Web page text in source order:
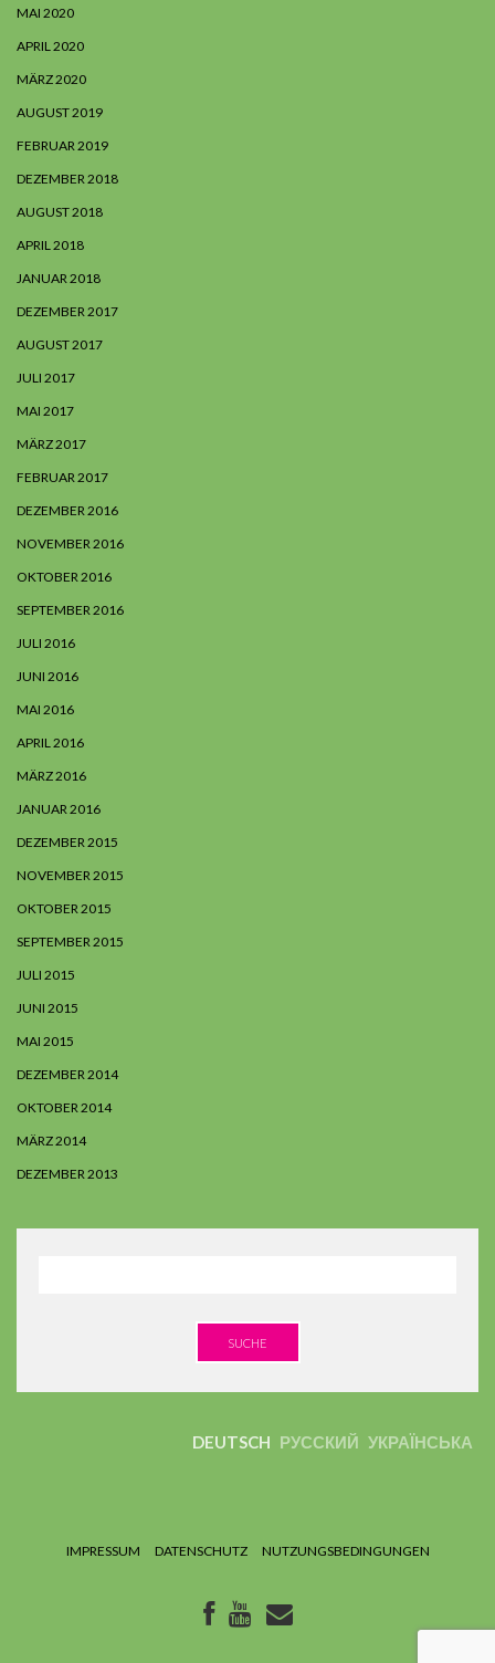
MAI 2020
APRIL 2020
MÄRZ 2020
AUGUST 2019
FEBRUAR 2019
DEZEMBER 2018
AUGUST 2018
APRIL 2018
JANUAR 2018
DEZEMBER 2017
AUGUST 2017
JULI 2017
MAI 2017
MÄRZ 2017
FEBRUAR 2017
DEZEMBER 2016
NOVEMBER 2016
OKTOBER 2016
SEPTEMBER 2016
JULI 2016
JUNI 2016
MAI 2016
APRIL 2016
MÄRZ 2016
JANUAR 2016
DEZEMBER 2015
NOVEMBER 2015
OKTOBER 2015
SEPTEMBER 2015
JULI 2015
JUNI 2015
MAI 2015
DEZEMBER 2014
OKTOBER 2014
MÄRZ 2014
DEZEMBER 2013
SUCHE
DEUTSCH РУССКИЙ УКРАЇНСЬКА
IMPRESSUM DATENSCHUTZ NUTZUNGSBEDINGUNGEN